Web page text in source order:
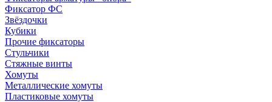
Фиксатор ФС
Звёздочки
Кубики
Прочие фиксаторы
Стульчики
Стяжные винты
Хомуты
Металлические хомуты
Пластиковые хомуты